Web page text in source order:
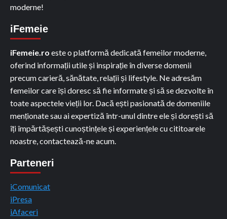
moderne!
iFemeie
iFemeie.ro este o platformă dedicată femeilor moderne,
oferind informații utile și inspirație în diverse domenii
precum carieră, sănătate, relații și lifestyle. Ne adresăm
femeilor care își doresc să fie informate și să se dezvolte în
toate aspectele vieții lor. Dacă ești pasionată de domeniile
menționate sau ai expertiză într-unul dintre ele și dorești să
îți împărtășești cunoștințele și experiențele cu cititoarele
noastre, contactează-ne acum.
Parteneri
iComunicat
iPresa
iAfaceri